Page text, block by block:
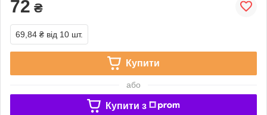
72 ₴
69,84 ₴ від 10 шт.
Купити
або
Купити з